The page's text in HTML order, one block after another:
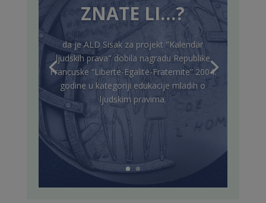
ZNATE LI…?
da je ALD Sisak za projekt "Kalendar
ljudskih prava" dobila nagradu Republike
Francuske “Liberte-Egalite-Fraternite” 2004.
godine u kategoriji edukacije mladih o
ljudskim pravima.